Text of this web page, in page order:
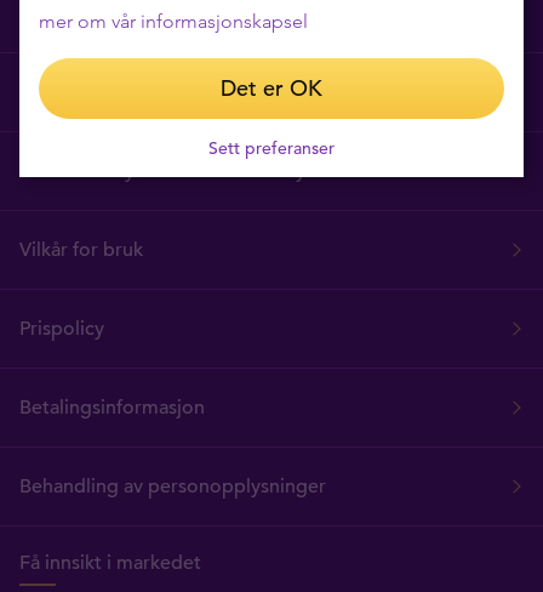
Hvorfor Tavex?
Ofte stilte spørsmål
Tavex Privacy and Cookies Policy
Vilkår for bruk
Prispolicy
Betalingsinformasjon
Behandling av personopplysninger
Få innsikt i markedet
mer om vår informasjonskapsel
Det er OK
Sett preferanser